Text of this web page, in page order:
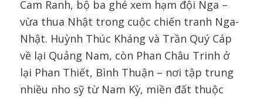
Cam Ranh, bộ ba ghé xem hạm đội Nga –
vừa thua Nhật trong cuộc chiến tranh Nga-
Nhật. Huỳnh Thúc Kháng và Trần Quý Cáp
về lại Quảng Nam, còn Phan Châu Trinh ở
lại Phan Thiết, Bình Thuận – nơi tập trung
nhiều nho sỹ từ Nam Kỳ, miền đất thuộc